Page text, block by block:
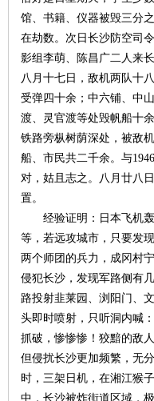
馆、书籍、仪器被毁三分
在劫数。次日长沙防空司
影组李萌、陈昌广二人来
八月十七日，敌机两队十
受弹四十余；中六铺、中
渡、灵官渡等处毁帆船十
铁路旁枞树荫深处，被敌
船、市民共二千余。与
对，姑且志之。八月廿八
置。
经验证明：日本飞机轰
等，若远攻城市，只要发
两个师团的兵力，成冈村
侵犯长沙，发现军路侧有
路投射韭莱园、浏阳门、
头即时喷射，只听洞内喊
抓破，惨惨惨！狡黯的敌
但侵扰长沙更加频繁，无
时，三架日机，在湘江猴
中，长沙被炸街道区域，